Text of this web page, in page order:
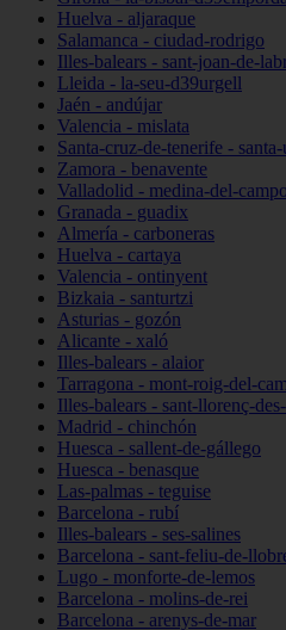
Huelva - aljaraque
Salamanca - ciudad-rodrigo
Illes-balears - sant-joan-de-
Lleida - la-seu-d39urgell
Jaén - andújar
Valencia - mislata
Santa-cruz-de-tenerife - santa-
Zamora - benavente
Valladolid - medina-del-campo
Granada - guadix
Almería - carboneras
Huelva - cartaya
Valencia - ontinyent
Bizkaia - santurtzi
Asturias - gozón
Alicante - xaló
Illes-balears - alaior
Tarragona - mont-roig-del-
Illes-balears - sant-llorenç-
Madrid - chinchón
Huesca - sallent-de-gállego
Huesca - benasque
Las-palmas - teguise
Barcelona - rubí
Illes-balears - ses-salines
Barcelona - sant-feliu-de-
Lugo - monforte-de-lemos
Barcelona - molins-de-rei
Barcelona - arenys-de-mar